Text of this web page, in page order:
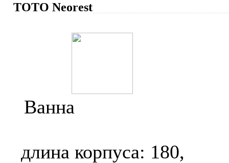
TOTO Neorest
Ванна
длина корпуса: 180,